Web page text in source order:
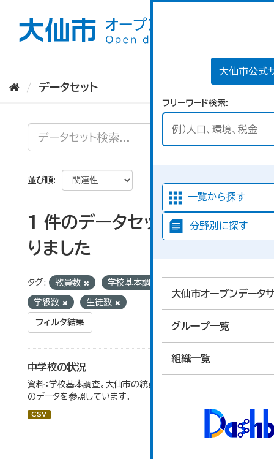
大仙市公式
フリーワード検索
一覧から探す
分野別に探す
大仙市オープンデータ
グループ一覧
組織一覧
データセット
並び順
1 件のデータセットが見つか
りました
タグ: 教員数 学校基本調査
学級数 生徒数
フィルタ結果
中学校の状況
資料：学校基本調査。大仙市の統計「14-5 中学校の状況」
のデータを参照しています。
CSV